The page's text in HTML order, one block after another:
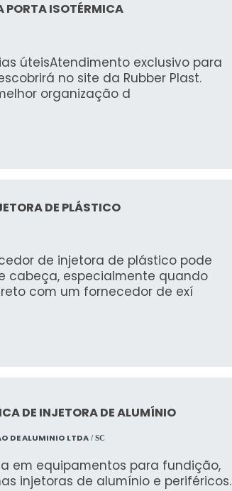
PORTA ISOTÉRMICA
úteisAtendimento exclusivo para
no site da Rubber Plast.
organização d
DE PLÁSTICO
de injetora de plástico pode
cabeça, especialmente quando
com um fornecedor de exí
DE INJETORA DE ALUMÍNIO
DE ALUMINIO LTDA / SC
em equipamentos para fundição,
injetoras de alumínio e periféricos.